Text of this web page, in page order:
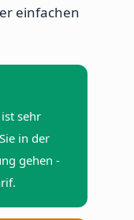
einfachen
sehr
in der
gehen -